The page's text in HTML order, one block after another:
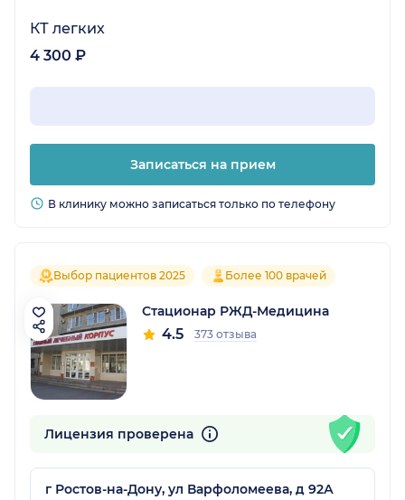
КТ легких
4 300 ₽
Записаться на прием
В клинику можно записаться только по телефону
Выбор пациентов 2025 Более 100 врачей
Стационар РЖД-Медицина
4.5 373 отзыва
Лицензия проверена
г Ростов-на-Дону, ул Варфоломеева, д 92А